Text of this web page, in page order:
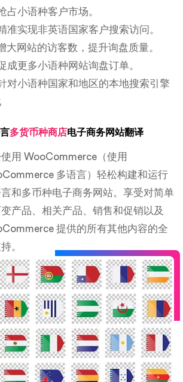
占小语种客户市场。
准实现非英语国家客户搜索访问。
大网站的访客数，提升询盘质量。
成更多小语种网站询盘订单。
对小语种国家和地区的本地搜索引擎
多货币种商店电子商务网站翻译
用 WooCommerce（使用
多语言）轻松构建和运行
和多币种电子商务网站。享受对简单
产品、相关产品、销售和促销以及
提供的所有其他内容的全
。